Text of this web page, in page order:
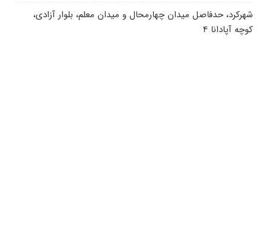
شهرکرد، حدفاصل میدان چهارمحال و میدان معلم، بلوار آزادی،
کوچه آپادانا 4